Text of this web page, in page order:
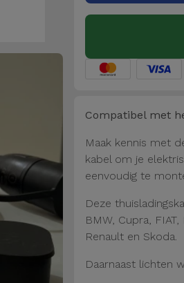
Compatibel met
Maak kennis met
kabel om je
eenvoudig te
Deze
BMW, Cupra,
Renault en Skoda.
Daarnaast lichten